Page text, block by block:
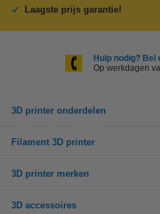
Laagste prijs garantie!
Hulp nodig? Bel
Op werkdagen
3D printer onderdelen
Filament 3D printer
3D printer merken
3D accessoires